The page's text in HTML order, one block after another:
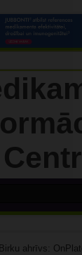
Birku ahrīvs: